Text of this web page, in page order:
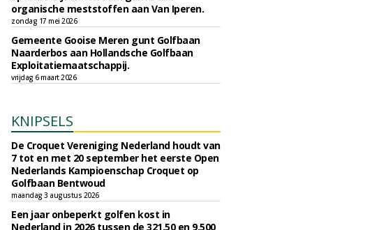
organische meststoffen aan Van Iperen.
zondag 17 mei 2026
Gemeente Gooise Meren gunt Golfbaan
Naarderbos aan Hollandsche Golfbaan
Exploitatiemaatschappij.
vrijdag 6 maart 2026
KNIPSELS
De Croquet Vereniging Nederland houdt van
7 tot en met 20 september het eerste Open
Nederlands Kampioenschap Croquet op
Golfbaan Bentwoud
maandag 3 augustus 2026
Een jaar onbeperkt golfen kost in
Nederland in 2026 tussen de 321,50 en 9.500